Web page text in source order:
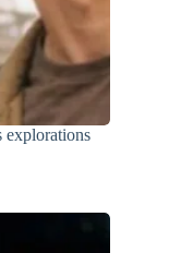
explorations